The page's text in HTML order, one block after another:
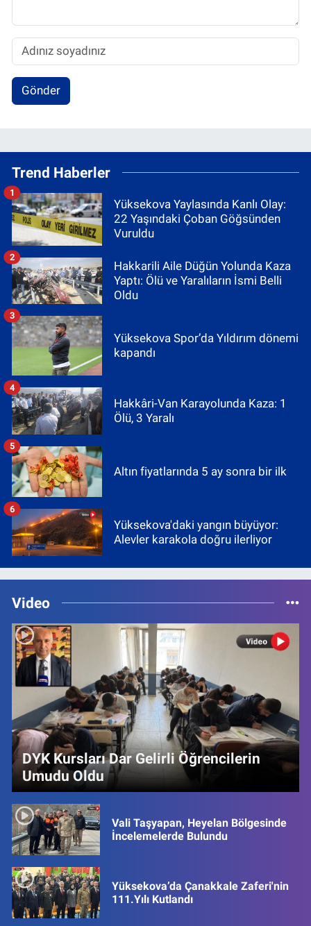
Gönder
Trend Haberler
Yüksekova Yaylasında Kanlı Olay:
22 Yaşındaki Çoban Göğsünden
Vuruldu
1
Hakkarili Aile Düğün Yolunda Kaza
Yaptı: Ölü ve Yaralıların İsmi Belli
Oldu
2
Yüksekova Spor’da Yıldırım dönemi
kapandı
3
Hakkâri-Van Karayolunda Kaza: 1
Ölü, 3 Yaralı
4
Altın fiyatlarında 5 ay sonra bir ilk
5
Yüksekova'daki yangın büyüyor:
Alevler karakola doğru ilerliyor
6
Video
DYK Kursları Dar Gelirli Öğrencilerin
Umudu Oldu
Vali Taşyapan, Heyelan Bölgesinde
İncelemelerde Bulundu
Yüksekova’da Çanakkale Zaferi'nin
111.Yılı Kutlandı